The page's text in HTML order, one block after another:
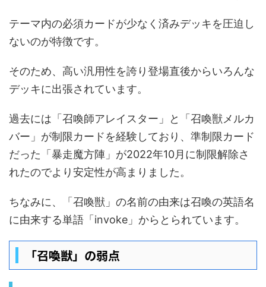
テーマ内の必須カードが少なく済みデッキを圧迫し
ないのが特徴です。
そのため、高い汎用性を誇り登場直後からいろんな
デッキに出張されています。
過去には「召喚師アレイスター」と「召喚獣メルカ
バー」が制限カードを経験しており、準制限カード
だった「暴走魔方陣」が2022年10月に制限解除さ
れたのでより安定性が高まりました。
ちなみに、「召喚獣」の名前の由来は召喚の英語名
に由来する単語「invoke」からとられています。
「召喚獣」の弱点